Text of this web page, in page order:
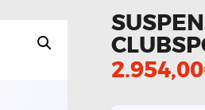
2.954,00